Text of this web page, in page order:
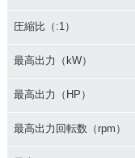
圧縮比（:1）
最高出力（kW）
最高出力（HP）
最高出力回転数（rpm）